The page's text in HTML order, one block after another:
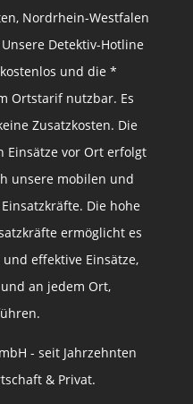
Nordrhein-Westfalen
Detektiv-Hotline
und die *
Ortstarif nutzbar. Es
Zusatzkosten. Die
Einsätze vor Ort erfolgt
unsere mobilen und
Die hohe
ermöglicht es
effektive Einsätze,
an jedem Ort,
- seit Jahrzehnten
& Privat.